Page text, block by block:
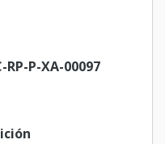
RP-P-XA-00097